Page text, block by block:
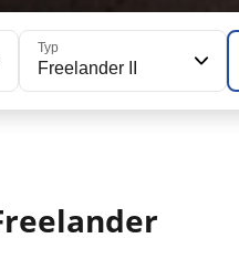
Typ
Freelander II